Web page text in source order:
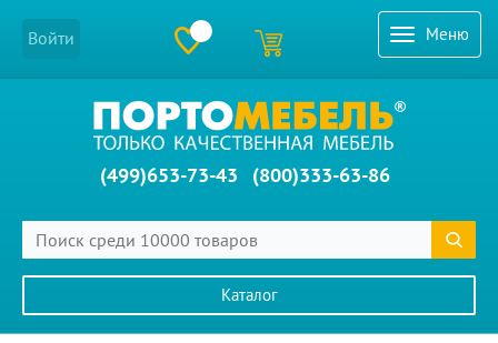
Меню
Войти
(499)653-73-43 (800)333-63-86
Каталог